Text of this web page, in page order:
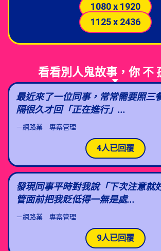
1080 x 1920
1125 x 2436
看看別人鬼故事，你 不
最近來了一位同事，常常需要照三
隔很久才回「正在進行」...
－網路業 專案管理​
4人已回覆
發現同事平時對我說「下次注意就
管面前把我貶低得一無是處...
－網路業 專案管理​
9人已回覆